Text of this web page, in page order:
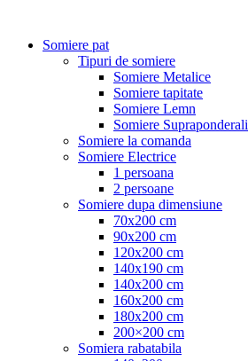
Somiere pat
Tipuri de somiere
Somiere Metalice
Somiere tapitate
Somiere Lemn
Somiere Supraponderali
Somiere la comanda
Somiere Electrice
1 persoana
2 persoane
Somiere dupa dimensiune
70x200 cm
90x200 cm
120x200 cm
140x190 cm
140x200 cm
160x200 cm
180x200 cm
200×200 cm
Somiera rabatabila